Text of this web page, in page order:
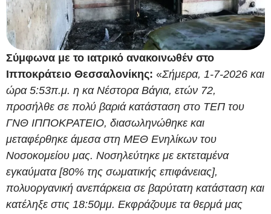
Σύμφωνα με το ιατρικό ανακοινωθέν στο
Ιπποκράτειο Θεσσαλονίκης: «Σήμερα, 1-7-2026 και
ώρα 5:53π.μ. η κα Νέστορα Βάγια, ετών 72,
προσήλθε σε πολύ βαριά κατάσταση στο ΤΕΠ του
ΓΝΘ ΙΠΠΟΚΡΑΤΕΙΟ, διασωληνώθηκε και
μεταφέρθηκε άμεσα στη ΜΕΘ Ενηλίκων του
Νοσοκομείου μας. Νοσηλεύτηκε με εκτεταμένα
εγκαύματα [80% της σωματικής επιφάνειας],
πολυοργανική ανεπάρκεια σε βαρύτατη κατάσταση και
κατέληξε στις 18:50μμ. Εκφράζουμε τα θερμά μας